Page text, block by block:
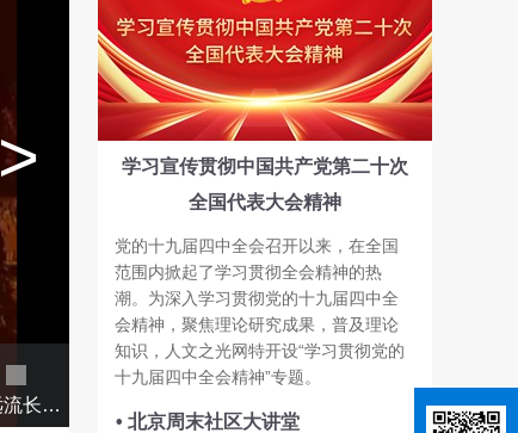
>
世界名城北京，有3000多年建城史、870年建都史，文脉悠悠、绵延不绝，它不仅见证了中华文明的源远流长，更彰显出中华民族深厚的文化底蕴。 03 何为“人类文明新形态”
学习宣传贯彻中国共产党第二十次
全国代表大会精神
党的十九届四中全会召开以来，在全国
范围内掀起了学习贯彻全会精神的热
潮。为深入学习贯彻党的十九届四中全
会精神，聚焦理论研究成果，普及理论
知识，人文之光网特开设“学习贯彻党的
十九届四中全会精神”专题。
• 北京周末社区大讲堂